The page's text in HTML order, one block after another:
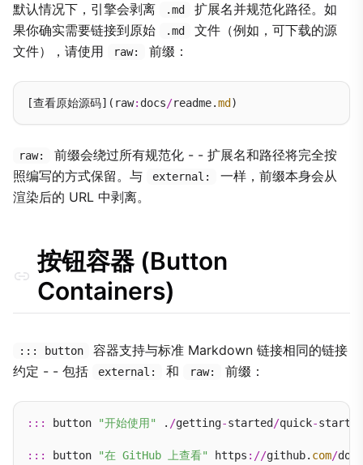
默认情况下，引擎会剥离 .md
扩展名并规范化路径。如
果你确实需要链接到原始
.md
文件（例如，可下载的源
文件），请使用
raw: 前缀：
[查看原始源码](raw: docs/readme.md
raw:
前缀会绕过所有规范化 - - 扩展名和路径将完全按
照编写的方式保留。与
external:
一样，前缀本身会从
渲染后的 URL 中剥离。
按钮容器 (Button
Containers)
::: button
容器支持与标准 Markdown 链接相同的链接
约定 - - 包括
external: 和 raw: 前缀：
::: button "开始使用" . /getting-started /quick-start.
::: button "在 GitHub 上查看" https ://github. com/